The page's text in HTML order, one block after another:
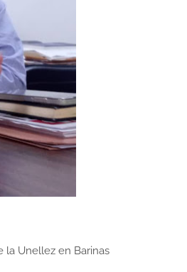
la Unellez en Barinas